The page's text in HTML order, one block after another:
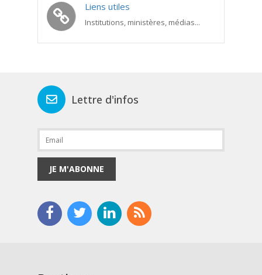
Liens utiles
Institutions, ministères, médias...
Lettre d'infos
JE M'ABONNE